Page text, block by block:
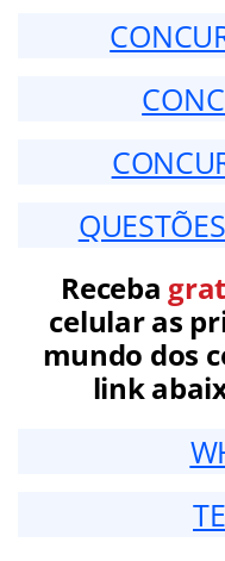
Receba
celular as
mundo dos
link